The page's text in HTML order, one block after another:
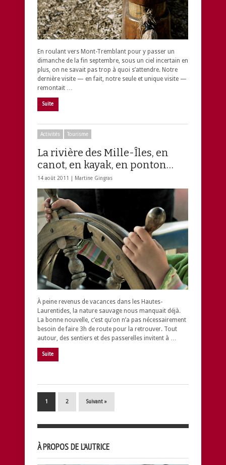
En roulant vers Mont-Tremblant pour y passer un
dimanche de la fin septembre, sous un ciel incertain en
plus, on ne savait pas trop à quoi s’attendre. Notre
dernière visite — en fait, notre seule et unique visite —
remontait …
Suite
Activités Tourisme
La rivière des Mille-Îles, en
canot, en kayak, en ponton…
14 août 2011 | Martine Gingras
À peine revenus de vacances dans les Hautes-
Laurentides, la nature sauvage nous manquait déjà.
La bonne nouvelle, c’est qu’on n’a pas nécessairement
besoin de faire 3h de route pour la retrouver. Tout
autour, des sentiers et des passerelles invitent à …
Suite
1 2 Suivant »
À PROPOS DE L’AUTRICE